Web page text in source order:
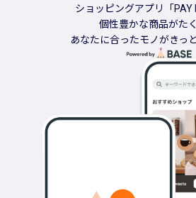
ショッピングアプリ「PAY
個性豊かな商品がた
あなたに合ったモノがきっ